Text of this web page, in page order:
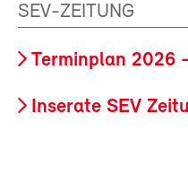
SEV-ZEITUNG
Terminplan 2026
Inserate SEV